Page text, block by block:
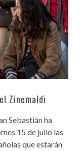
Zinemaldi
Sebastián ha
15 de julio las
que estarán
en nuestra
o desactivarlas